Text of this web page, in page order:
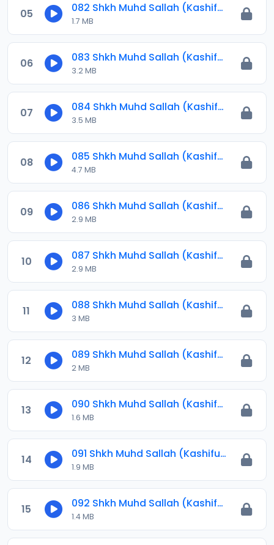
05 082 Shkh Muhd Sallah (Kashiful Ilbas) 2023.mp3
1.7 MB
06 083 Shkh Muhd Sallah (Kashiful Ilbas) 2023.mp3
3.2 MB
07 084 Shkh Muhd Sallah (Kashiful Ilbas) 2023.mp3
3.5 MB
08 085 Shkh Muhd Sallah (Kashiful Ilbas) 2023.mp3
4.7 MB
09 086 Shkh Muhd Sallah (Kashiful Ilbas) 2023.mp3
2.9 MB
10 087 Shkh Muhd Sallah (Kashiful Ilbas) 2023.mp3
2.9 MB
11 088 Shkh Muhd Sallah (Kashiful Ilbas) 2024.mp3
3 MB
12 089 Shkh Muhd Sallah (Kashiful Ilbas) 2024.mp3
2 MB
13 090 Shkh Muhd Sallah (Kashiful Ilbas) 2024.mp3
1.6 MB
14 091 Shkh Muhd Sallah (Kashiful Ilbas) 2024.mp3
1.9 MB
15 092 Shkh Muhd Sallah (Kashiful Ilbas) 2024.mp3
1.4 MB